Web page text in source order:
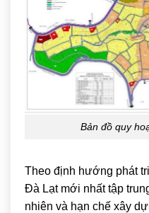
Bản đồ quy
Theo định hướng phát
Đà Lạt mới nhất tập
nhiên và hạn chế xây